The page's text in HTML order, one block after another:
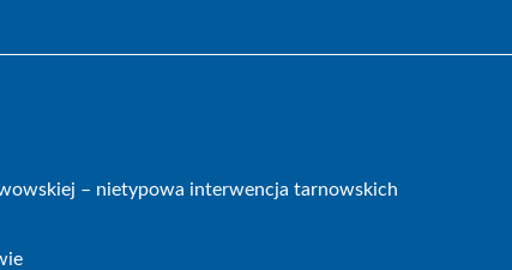
– nietypowa interwencja tarnowskich